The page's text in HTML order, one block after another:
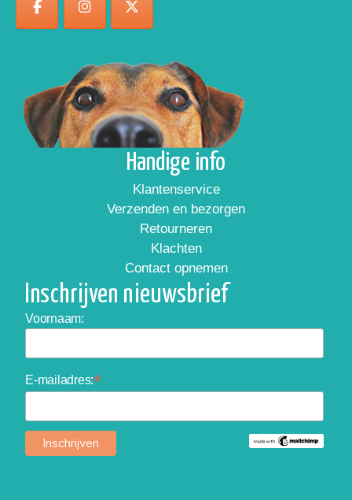
Handige info
Klantenservice
Verzenden en bezorgen
Retourneren
Klachten
Contact opnemen
Inschrijven nieuwsbrief
Voornaam:
E-mailadres:*